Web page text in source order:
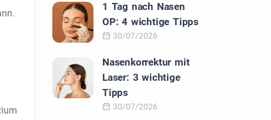
1 Tag nach Nasen
OP: 4 wichtige Tipps
30/07/2026
Nasenkorrektur mit
Laser: 3 wichtige
Tipps
30/07/2026